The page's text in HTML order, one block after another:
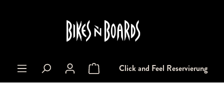
Warenkorb enthält 0 Positionen. Der
Click and Feel Reservierung